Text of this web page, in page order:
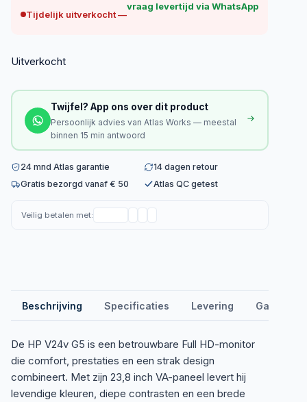
Tijdelijk uitverkocht —
vraag levertijd via WhatsApp
Uitverkocht
Twijfel? App ons over dit product
Persoonlijk advies van Atlas Works — meestal
binnen 15 min antwoord
24 mnd Atlas garantie
14 dagen retour
Gratis bezorgd vanaf € 50
Atlas QC getest
Veilig betalen met:
Beschrijving Specificaties Levering Garantie
De HP V24v G5 is een betrouwbare Full HD-monitor
die comfort, prestaties en een strak design
combineert. Met zijn 23,8 inch VA-paneel levert hij
levendige kleuren, diepe contrasten en een brede